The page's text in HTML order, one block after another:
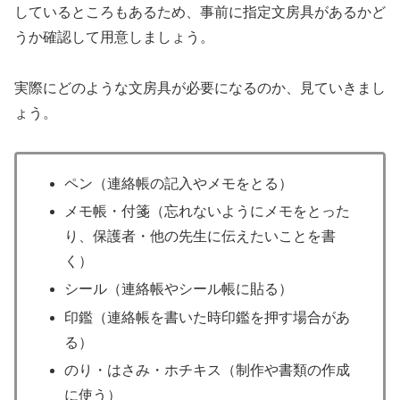
しているところもあるため、事前に指定文房具があるかど
うか確認して用意しましょう。
実際にどのような文房具が必要になるのか、見ていきまし
ょう。
ペン（連絡帳の記入やメモをとる）
メモ帳・付箋（忘れないようにメモをとった
り、保護者・他の先生に伝えたいことを書
く）
シール（連絡帳やシール帳に貼る）
印鑑（連絡帳を書いた時印鑑を押す場合があ
る）
のり・はさみ・ホチキス（制作や書類の作成
に使う）